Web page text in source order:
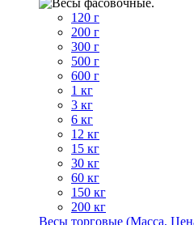
120 г
200 г
300 г
500 г
600 г
1 кг
3 кг
6 кг
12 кг
15 кг
30 кг
60 кг
150 кг
200 кг
Весы торговые (Масса,